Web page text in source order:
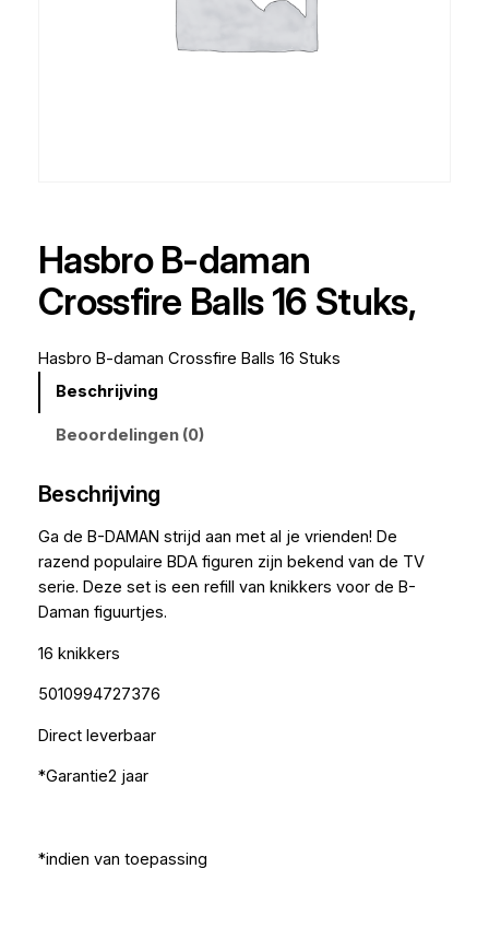
Hasbro B-daman
Crossfire Balls 16 Stuks,
Hasbro B-daman Crossfire Balls 16 Stuks
Beschrijving
Beoordelingen (0)
Beschrijving
Ga de B-DAMAN strijd aan met al je vrienden! De
razend populaire BDA figuren zijn bekend van de TV
serie. Deze set is een refill van knikkers voor de B-
Daman figuurtjes.
16 knikkers
5010994727376
Direct leverbaar
*Garantie2 jaar
*indien van toepassing